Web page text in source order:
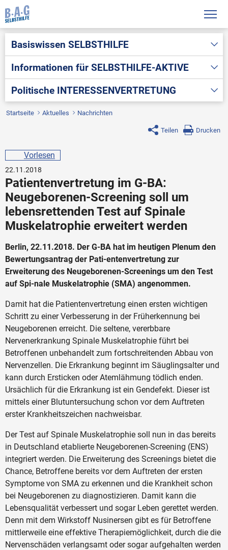
Basiswissen SELBSTHILFE
Informationen für SELBSTHILFE-AKTIVE
Politische INTERESSENVERTRETUNG
Startseite Aktuelles Nachrichten
Teilen Drucken
Vorlesen
22.11.2018
Patientenvertretung im G-BA:
Neugeborenen-Screening soll um
lebensrettenden Test auf Spinale
Muskelatrophie erweitert werden
Berlin, 22.11.2018. Der G-BA hat im heutigen Plenum den
Bewertungsantrag der Pati-entenvertretung zur
Erweiterung des Neugeborenen-Screenings um den Test
auf Spi-nale Muskelatrophie (SMA) angenommen.
Damit hat die Patientenvertretung einen ersten wichtigen
Schritt zu einer Verbesserung in der Früherkennung bei
Neugeborenen erreicht. Die seltene, vererbbare
Nervenerkrankung Spinale Muskelatrophie führt bei
Betroffenen unbehandelt zum fortschreitenden Abbau von
Nervenzellen. Die Erkrankung beginnt im Säuglingsalter und
kann durch Ersticken oder Atemlähmung tödlich enden.
Ursächlich für die Erkrankung ist ein Gendefekt. Dieser ist
mittels einer Blutuntersuchung schon vor dem Auftreten
erster Krankheitszeichen nachweisbar.
Der Test auf Spinale Muskelatrophie soll nun in das bereits
in Deutschland etablierte Neugeborenen-Screening (ENS)
integriert werden. Die Erweiterung des Screenings bietet die
Chance, Betroffene bereits vor dem Auftreten der ersten
Symptome von SMA zu erkennen und die Krankheit schon
bei Neugeborenen zu diagnostizieren. Damit kann die
Lebensqualität verbessert und sogar Leben gerettet werden.
Denn mit dem Wirkstoff Nusinersen gibt es für Betroffene
mittlerweile eine effektive Therapiemöglichkeit, durch die die
Nervenschäden verlangsamt oder sogar aufgehalten werden